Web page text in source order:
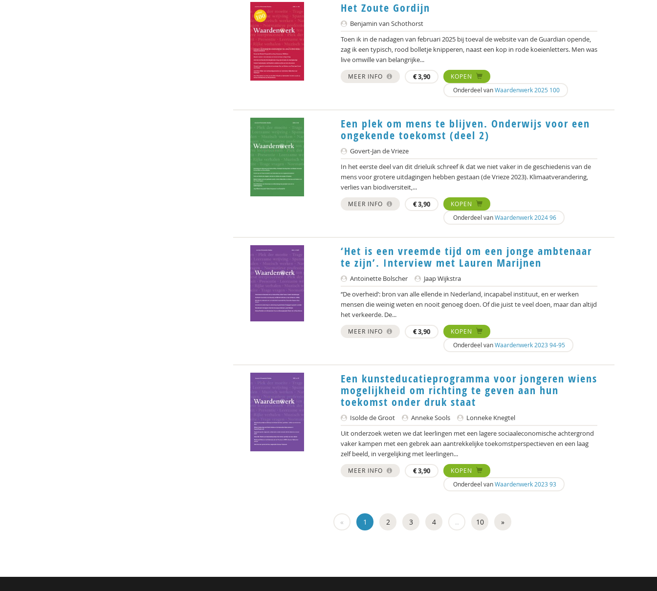
Het Zoute Gordijn
Benjamin van Schothorst
Toen ik in de nadagen van februari 2025 bij toeval de website van de Guardian opende,
zag ik een typisch, rood bolletje knipperen, naast een kop in rode koeienletters. Men was
live omwille van belangrijke...
MEER INFO €3,90
KOPEN
Onderdeel vanWaardenwerk 2025 100
Een plek om mens te blijven. Onderwijs voor een
ongekende toekomst (deel 2)
Govert-Jan de Vrieze
In het eerste deel van dit drieluik schreef ik dat we niet vaker in de geschiedenis van de
mens voor grotere uitdagingen hebben gestaan (de Vrieze 2023). Klimaatverandering,
verlies van biodiversiteit,...
MEER INFO €3,90
KOPEN
Onderdeel vanWaardenwerk 2024 96
‘Het is een vreemde tijd om een jonge ambtenaar
te zijn’. Interview met Lauren Marijnen
Antoinette Bolscher
Jaap Wijkstra
‘‘De overheid’: bron van alle ellende in Nederland, incapabel instituut, en er werken
mensen die weinig weten en nooit genoeg doen. Of die juist te veel doen, maar dan altijd
het verkeerde. De...
MEER INFO €3,90
KOPEN
Onderdeel vanWaardenwerk 2023 94-95
Een kunsteducatieprogramma voor jongeren wiens
mogelijkheid om richting te geven aan hun
toekomst onder druk staat
Isolde de Groot Anneke Sools
Lonneke Knegtel
Uit onderzoek weten we dat leerlingen met een lagere sociaaleconomische achtergrond
vaker kampen met een gebrek aan aantrekkelijke toekomstperspectieven en een laag
zelf beeld, in vergelijking met leerlingen...
MEER INFO €3,90
KOPEN
Onderdeel vanWaardenwerk 2023 93
« 1 2 3 4 .. 10 »